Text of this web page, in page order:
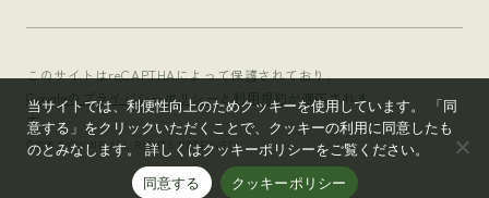
当サイトでは、利便性向上のためクッキーを使用しています。 「同
意する」をクリックいただくことで、クッキーの利用に同意したも
のとみなします。 詳しくはクッキーポリシーをご覧ください。
同意する
クッキーポリシー
このサイトはreCAPTHAによって保護されており、
Googleのプライバシーポリシー
利用規約
が適応されま
す。
©2025 FICWINE ALL RIGHTS RESERVED.